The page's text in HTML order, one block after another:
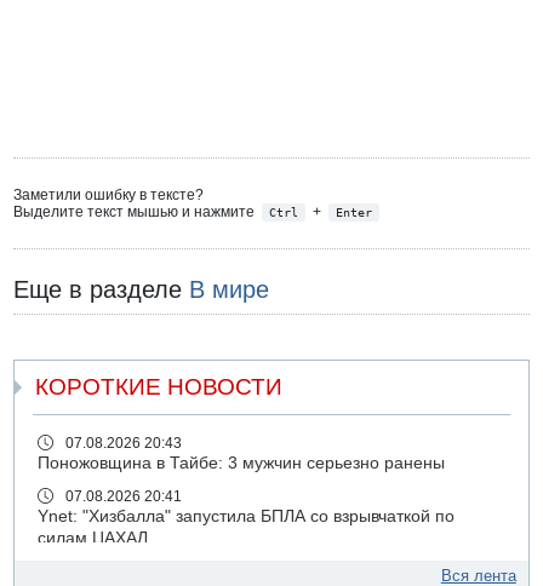
Заметили ошибку в тексте?
Выделите текст мышью и нажмите
Ctrl + Enter
Еще в разделе В мире
КОРОТКИЕ НОВОСТИ
07.08.2026 20:43
Поножовщина в Тайбе: 3 мужчин серьезно ранены
07.08.2026 20:41
Ynet: "Хизбалла" запустила БПЛА со взрывчаткой по
силам ЦАХАЛ
Вся лента